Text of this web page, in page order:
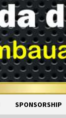
SPONSORSHIP